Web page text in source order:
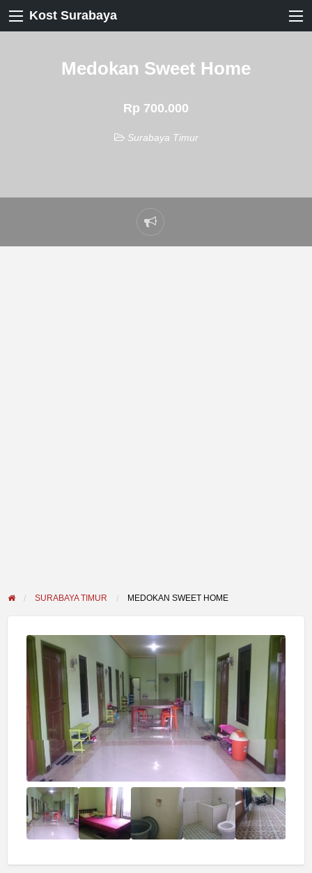
Kost Surabaya
Medokan Sweet Home
Rp 700.000
Surabaya Timur
Laporkan
masalah
SURABAYA TIMUR MEDOKAN SWEET HOME